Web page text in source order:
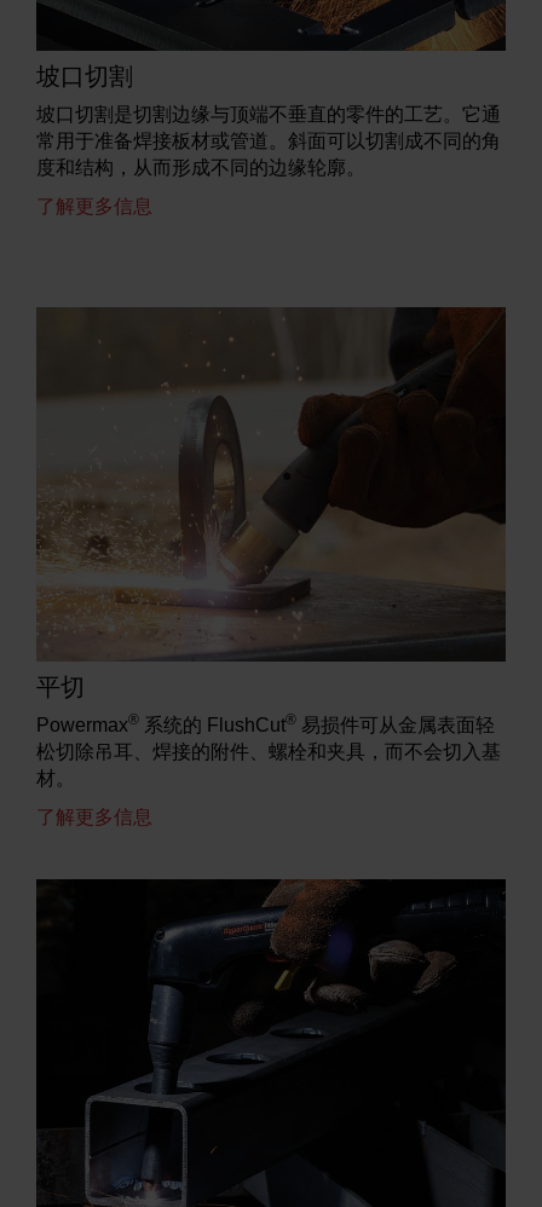
坡口切割
坡口切割是切割边缘与顶端不垂直的零件的工艺。它通
常用于准备焊接板材或管道。斜面可以切割成不同的角
度和结构，从而形成不同的边缘轮廓。
了解更多信息
平切
Powermax® 系统的 FlushCut® 易损件可从金属表面轻
松切除吊耳、焊接的附件、螺栓和夹具，而不会切入基
材。
了解更多信息